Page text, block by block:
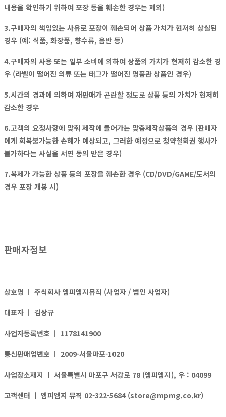
내용을 확인하기 위하여 포장 등을 훼손한 경우는 제외)
3.구매자의 책임있는 사유로 포장이 훼손되어 상품 가치가 현저히 상실된
경우 (예: 식품, 화장품, 향수류, 음반 등)
4.구매자의 사용 또는 일부 소비에 의하여 상품의 가치가 현저히 감소한 경
우 (라벨이 떨어진 의류 또는 태그가 떨어진 명품관 상품인 경우)
5.시간의 경과에 의하여 재판매가 곤란할 정도로 상품 등의 가치가 현저히
감소한 경우
6.고객의 요청사항에 맞춰 제작에 들어가는 맞춤제작상품의 경우 (판매자
에게 회복불가능한 손해가 예상되고, 그러한 예정으로 청약철회권 행사가
불가하다는 사실을 서면 동의 받은 경우)
7.복제가 가능한 상품 등의 포장을 훼손한 경우 (CD/DVD/GAME/도서의
경우 포장 개봉 시)
판매자정보
상호명 ㅣ 주식회사 엠피엠지뮤직 (사업자 / 법인 사업자)
대표자 ㅣ 김상규
사업자등록번호 ㅣ 1178141900
통신판매업번호 ㅣ 2009-서울마포-1020
사업장소재지 ㅣ 서울특별시 마포구 서강로 78 (엠피엠지), 우 : 04099
고객센터 ㅣ 엠피엠지 뮤직 02-322-5684 (store@mpmg.co.kr)